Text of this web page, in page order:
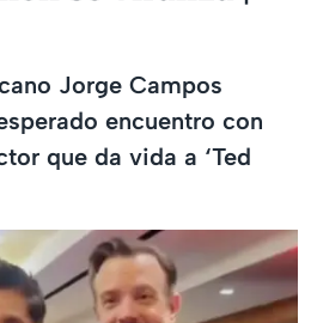
Jorge Campos
encuentro con
que da vida a ‘Ted